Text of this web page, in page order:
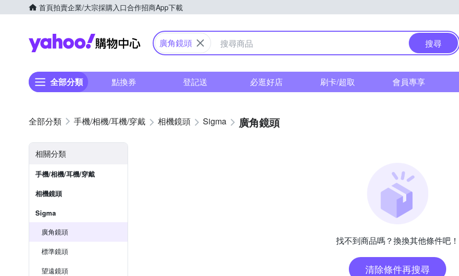
首頁拍賣企業/大宗採購入口合作招商App下載
Yahoo購物中心
廣角鏡頭 搜尋
全部分類 點換券 登記送 必逛好店 刷卡/超取 會員專享
手機/相機/耳機/穿戴 相機鏡頭 Sigma 廣角鏡頭
相關分類
手機/相機/耳機/穿戴
相機鏡頭
Sigma
廣角鏡頭
標準鏡頭
望遠鏡頭
找不到商品嗎？換換其他條件吧！
清除條件再搜尋